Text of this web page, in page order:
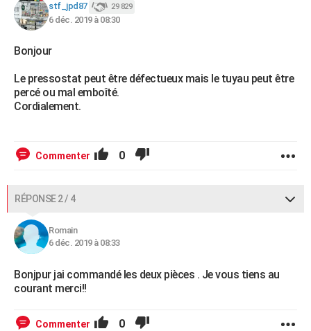
FORUM
stf_jpd87 29 829
6 déc. 2019 à 08:30
Bonjour
Le pressostat peut être défectueux mais le tuyau peut être
percé ou mal emboîté.
Cordialement.
Commenter 0
RÉPONSE 2 / 4
Romain
6 déc. 2019 à 08:33
Bonjpur jai commandé les deux pièces . Je vous tiens au
courant merci!!
Commenter 0